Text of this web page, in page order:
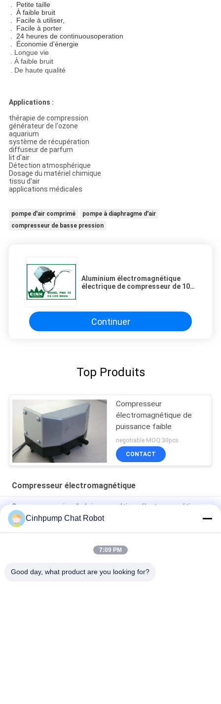
. Petite taille
. À faible bruit
. Facile à utiliser,
. Facile à porter
. 24 heures de continuousoperation
. Économie d'énergie
. Longue vie
. À faible bruit
. De haute qualité
Applications :
thérapie de compression
générateur de l'ozone
aquarium
système de récupération
diffuseur de parfum
lit d'air
Détection atmosphérique
Dosage du matériel chimique
tissu d'air
applications médicales
pompe d'air comprimé
pompe à diaphragme d'air
compresseur de basse pression
Aluminium électromagnétique
électrique de compresseur de 10
Continuer
Top Produits
Compresseur
électromagnétique de
puissance faible
negotiable MOQ:30pcs
CONTACT
Compresseur électromagnétique
Compresseur micro linéaire magnétique électromagnétique
de haute performance de Mini Air Pump Long Lifetime de
compresseur petit
Cinhpump Chat Robot
7:09 PM
Good day, what product are you looking for?